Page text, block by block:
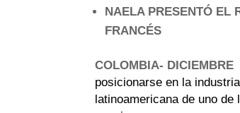
NAELA PRESENTÓ EL
FRANCÉS
COLOMBIA- DICIEMBRE
posicionarse en la
latinoamericana de uno